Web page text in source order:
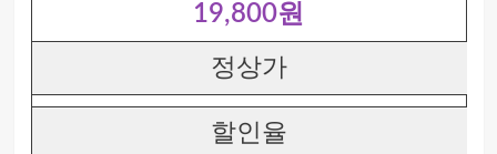
19,800원
정상가
할인율